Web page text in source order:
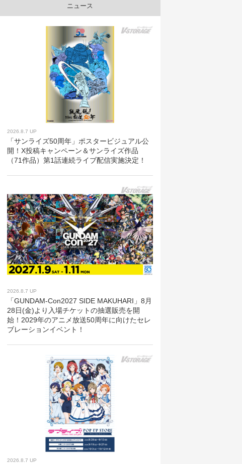
ニュース
2026.8.7 UP
「サンライズ50周年」ポスタービジュアル公
開！X投稿キャンペーン＆サンライズ作品
（71作品）第1話連続ライブ配信実施決定！
2026.8.7 UP
「GUNDAM-Con2027 SIDE MAKUHARI」8月
28日(金)より入場チケットの抽選販売を開
始！2029年のアニメ放送50周年に向けたセレ
ブレーションイベント！
2026.8.7 UP